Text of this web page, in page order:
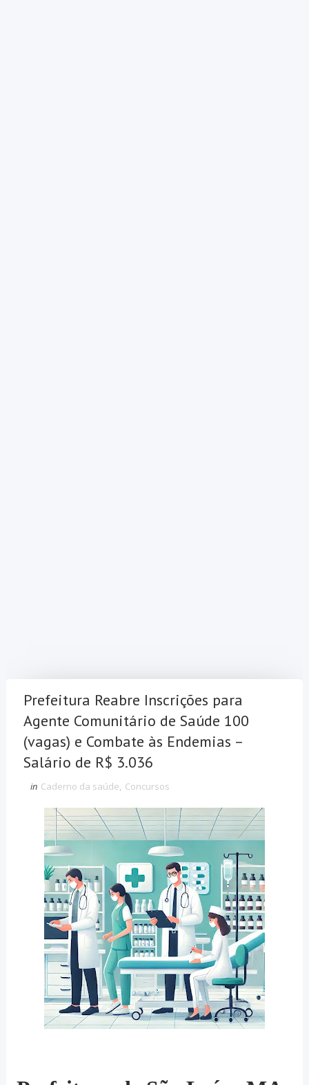
Prefeitura Reabre Inscrições para
Agente Comunitário de Saúde 100
(vagas) e Combate às Endemias –
Salário de R$ 3.036
in Caderno da saúde, Concursos